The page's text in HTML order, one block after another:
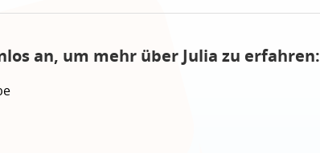
an, um mehr über Julia zu erfahren: